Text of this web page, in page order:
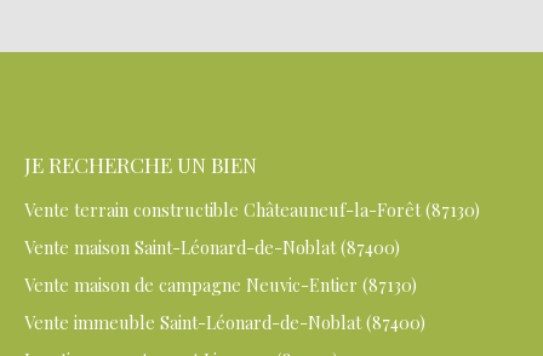
JE RECHERCHE UN BIEN
Vente terrain constructible Châteauneuf-la-Forêt (87130)
Vente maison Saint-Léonard-de-Noblat (87400)
Vente maison de campagne Neuvic-Entier (87130)
Vente immeuble Saint-Léonard-de-Noblat (87400)